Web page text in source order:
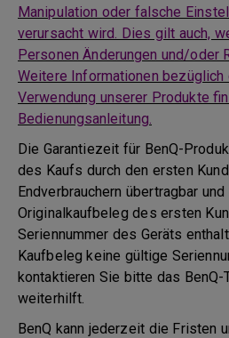
Manipulation oder falsche
verursacht wird. Dies gilt auch,
Personen Änderungen und/oder
Weitere Informationen bezüglich
Verwendung unserer Produkte
Bedienungsanleitung.
Die Garantiezeit für BenQ-
des Kaufs durch den ersten
Endverbrauchern übertragbar
Originalkaufbeleg des ersten
Seriennummer des Geräts
Kaufbeleg keine gültige
kontaktieren Sie bitte das BenQ-
weiterhilft.
BenQ kann jederzeit die Fristen